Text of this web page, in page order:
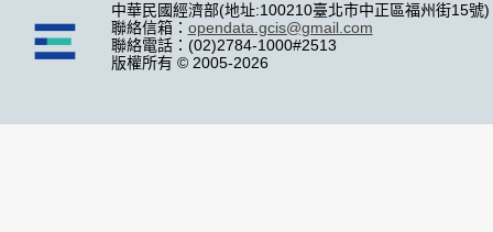
中華民國經濟部(地址:100210臺北市中正區福州街15號)
聯絡信箱： opendata.gcis@gmail.com
聯絡電話：(02)2784-1000#2513
版權所有 © 2005-2026